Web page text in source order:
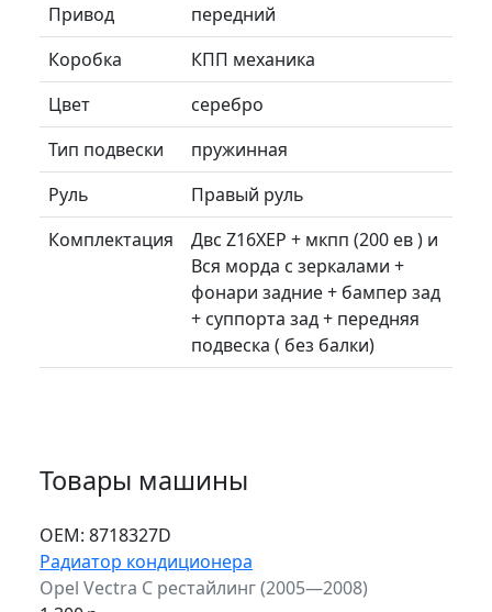
Привод
передний
Коробка
КПП механика
Цвет
серебро
Тип подвески
пружинная
Руль
Правый руль
Комплектация
Двс Z16XEP + мкпп (200 ев ) и
Вся морда с зеркалами +
фонари задние + бампер зад
+ суппорта зад + передняя
подвеска ( без балки)
Товары машины
ОЕМ: 8718327D
Радиатор кондиционера
Opel Vectra C рестайлинг (2005—2008)